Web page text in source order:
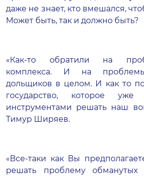
даже не знает, кто вмешался,
Может быть, так и должно быть?
«Как-то обратили на
комплекса. И на
дольщиков в целом. И как то
государство, которое
инструментами решать наш
Тимур Ширяев.
«Все-таки как Вы
решать проблему